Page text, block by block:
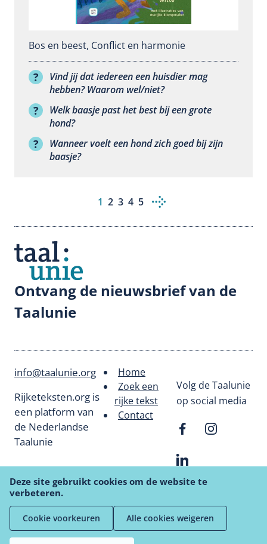
Bos en beest, Conflict en harmonie
Vind jij dat iedereen een huisdier mag
hebben? Waarom wel/niet?
Welk baasje past het best bij een grote
hond?
Wanneer voelt een hond zich goed bij zijn
baasje?
Huidige
1 Pagina
2 Pagina
3 Pagina
4 Pagina
5
Ontvang de nieuwsbrief van de
Taalunie
info@taalunie.org
Rijketeksten.org is
een platform van
de Nederlandse
Taalunie
Footer
menu
Home
Zoek een
rijke tekst
Contact
Volg de Taalunie
op social media
Deurmat
Privacyverklaring Cookiebeleid
Algemene Gebruiksvoorwaarden
Deze site gebruikt cookies om de website te
verbeteren.
Cookie voorkeuren Alle cookies weigeren